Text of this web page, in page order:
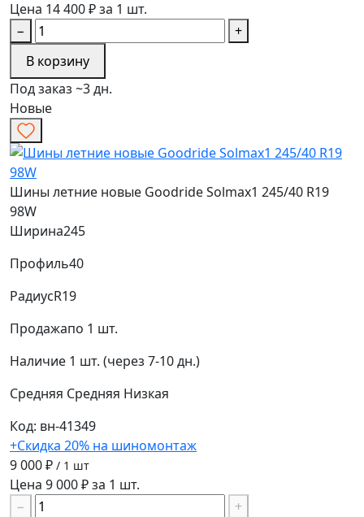
Цена 14 400 ₽ за 1 шт.
−
+
В корзину
Под заказ ~3 дн.
Новые
Шины летние новые Goodride Solmax1 245/40 R19
98W
Ширина245
Профиль40
РадиусR19
Продажапо 1 шт.
Наличие 1 шт. (через 7-10 дн.)
Средняя Средняя Низкая
Код: вн-41349
+Скидка 20% на шиномонтаж
9 000 ₽ / 1 шт
Цена 9 000 ₽ за 1 шт.
−
+